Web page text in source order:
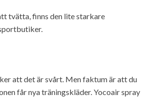
tvätta, finns den lite starkare
att det är svårt. Men faktum är att du
får nya träningskläder. Yocoair spray